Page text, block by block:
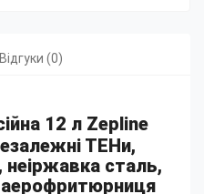
Відгуки (0)
12 л Zepline
ТЕНи,
неіржавка сталь,
аерофритюрниця